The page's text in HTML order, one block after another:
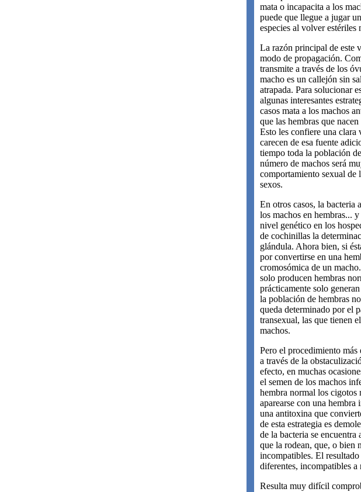
mata o incapacita a los
puede que llegue a jugar
especies al volver estériles
La razón principal de este
modo de propagación.
transmite a través de los
macho es un callejón sin
atrapada. Para solucionar
algunas interesantes
casos mata a los machos
que las hembras que
Esto les confiere una clara
carecen de esa fuente
tiempo toda la población
número de machos será
comportamiento sexual de
sexos.
En otros casos, la bacteria
los machos en hembras...
nivel genético en los
de cochinillas la
glándula. Ahora bien, si
por convertirse en una
cromosómica de un
solo producen hembras
prácticamente solo
la población de hembras
queda determinado por el
transexual, las que tienen
machos.
Pero el procedimiento más
a través de la
efecto, en muchas
el semen de los machos
hembra normal los cigotos
aparearse con una hembra
una antitoxina que
de esta estrategia es
de la bacteria se
que la rodean, que, o bien
incompatibles. El resultado
diferentes, incompatibles
Resulta muy difícil